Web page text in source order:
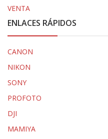
VENTA
ENLACES RÁPIDOS
CANON
NIKON
SONY
PROFOTO
DJI
MAMIYA